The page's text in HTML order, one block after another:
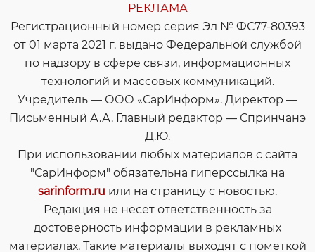
РЕКЛАМА
Регистрационный номер серия Эл № ФС77-80393
от 01 марта 2021 г. выдано Федеральной службой
по надзору в сфере связи, информационных
технологий и массовых коммуникаций.
Учредитель — ООО «СарИнформ». Директор —
Письменный А.А. Главный редактор — Спринчанэ
Д.Ю.
При использовании любых материалов с сайта
"СарИнформ" обязательна гиперссылка на
sarinform.ru или на страницу с новостью.
Редакция не несет ответственность за
достоверность информации в рекламных
материалах. Такие материалы выходят с пометкой